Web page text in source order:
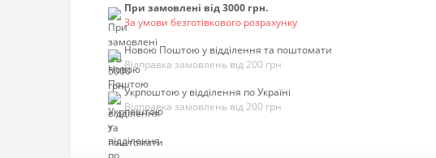
При замовлені від 3000 грн.
За умови безготівкового розрахунку
Новою Поштою у відділення та поштомати
Відправка замовлень від 200 грн
Укрпоштою у відділення по Україні
Відправка замовлень від 200 грн